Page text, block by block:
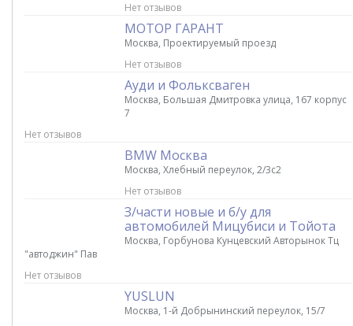
Нет отзывов
МОТОР ГАРАНТ
Москва, Проектируемый проезд
Нет отзывов
Ауди и Фольксваген
Москва, Большая Дмитровка улица, 167 корпус
7
Нет отзывов
BMW Москва
Москва, Хлебный переулок, 2/3с2
Нет отзывов
З/части новые и б/у для
автомобилей Мицубиси и Тойота
Москва, Горбунова Кунцевский Авторынок Тц
"автоджин" Пав
Нет отзывов
YUSLUN
Москва, 1-й Добрынинский переулок, 15/7